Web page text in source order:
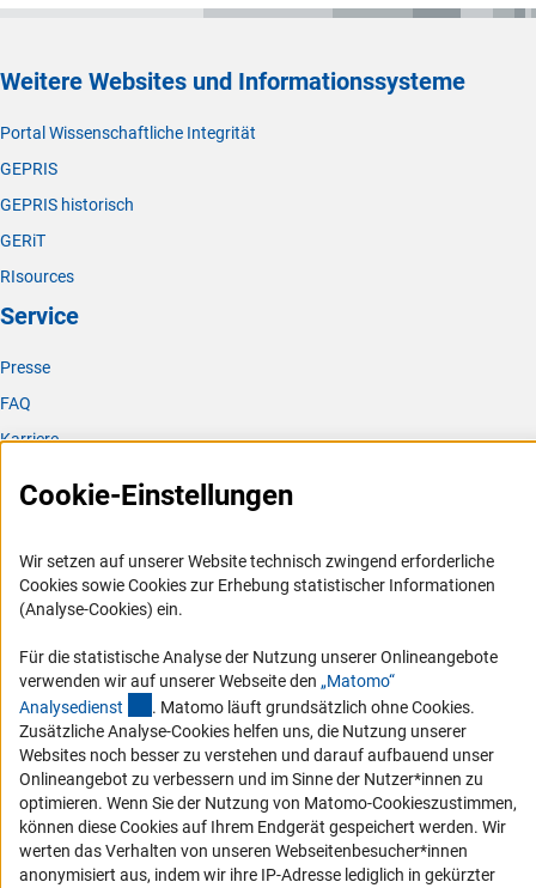
Weitere Websites und Informationssysteme
Portal Wissenschaftliche Integrität
GEPRIS
GEPRIS historisch
GERiT
RIsources
Service
Presse
FAQ
Karriere
RSS-Feeds
Vergabeverfahren
Barrierefreiheit
Service und Informationen für Menschen mit Behinderungen
Erklärung zur Barrierefreiheit
Barriere melden
DFG-aktuell
Erhalten Sie Neuigkeiten aus der DFG direkt in Ihr Mailpostfach oder
schauen Sie sich die Ausgaben online an.
Cookie-Einstellungen
Wir setzen auf unserer Website technisch zwingend erforderliche
Cookies sowie Cookies zur Erhebung statistischer Informationen
(Analyse-Cookies) ein.
Für die statistische Analyse der Nutzung unserer Onlineangebote
verwenden wir auf unserer Webseite den „Matomo“
Analysedienst (externer Link)
. Matomo läuft grundsätzlich ohne Cookies.
Zusätzliche Analyse-Cookies helfen uns, die Nutzung unserer
Websites noch besser zu verstehen und darauf aufbauend unser
Onlineangebot zu verbessern und im Sinne der Nutzer*innen zu
optimieren. Wenn Sie der Nutzung von Matomo-Cookieszustimmen,
können diese Cookies auf Ihrem Endgerät gespeichert werden. Wir
werten das Verhalten von unseren Webseitenbesucher*innen
anonymisiert aus, indem wir ihre IP-Adresse lediglich in gekürzter